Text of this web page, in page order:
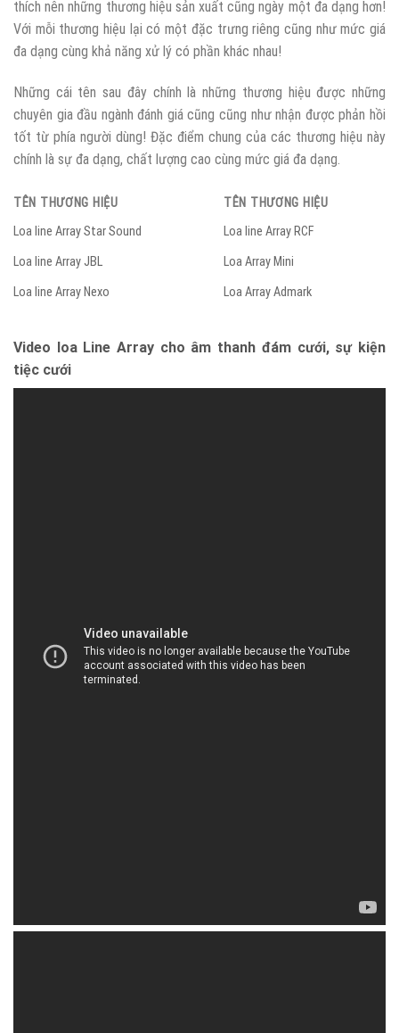
thích nên những thương hiệu sản xuất cũng ngày một đa dạng hơn!
Với mỗi thương hiệu lại có một đặc trưng riêng cũng như mức giá
đa dạng cùng khả năng xử lý có phần khác nhau!
Những cái tên sau đây chính là những thương hiệu được những
chuyên gia đầu ngành đánh giá cũng cũng như nhận được phản hồi
tốt từ phía người dùng! Đặc điểm chung của các thương hiệu này
chính là sự đa dạng, chất lượng cao cùng mức giá đa dạng.
TÊN THƯƠNG HIỆU
TÊN THƯƠNG HIỆU
Loa line Array Star Sound
Loa line Array RCF
Loa line Array JBL
Loa Array Mini
Loa line Array Nexo
Loa Array Admark
Video loa Line Array cho âm thanh đám cưới, sự kiện
tiệc cưới